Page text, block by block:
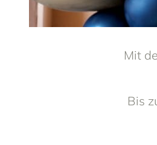
Mit
Bis